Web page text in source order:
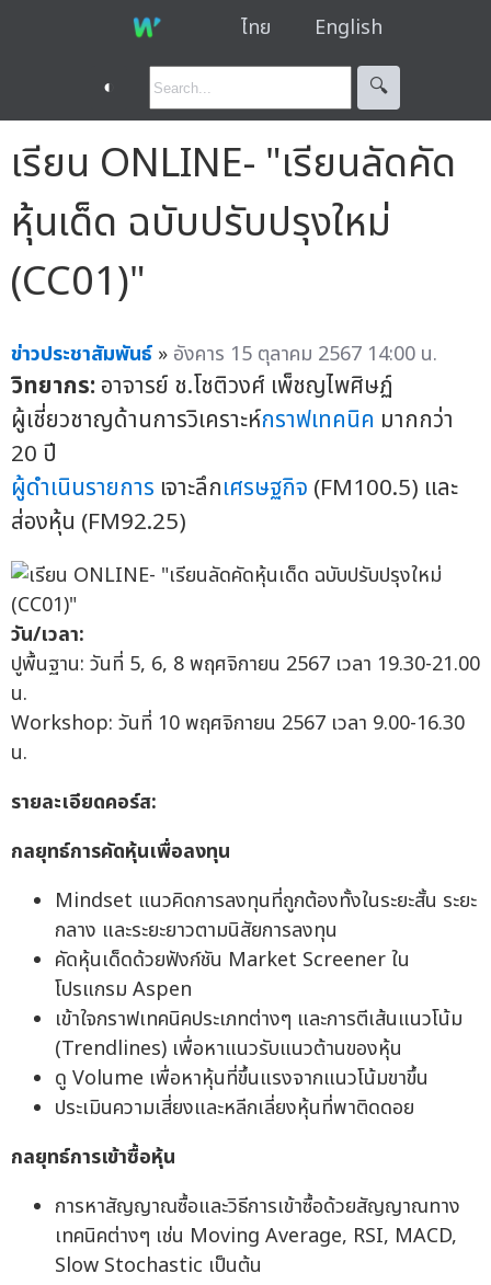
ไทย English
◐ 🔍︎
เรียน ONLINE- "เรียนลัดคัด
หุ้นเด็ด ฉบับปรับปรุงใหม่
(CC01)"
ข่าวประชาสัมพันธ์ » อังคาร 15 ตุลาคม 2567 14:00 น.
วิทยากร: อาจารย์ ช.โชติวงศ์ เพ็ชญไพศิษฏ์
ผู้เชี่ยวชาญด้านการวิเคราะห์กราฟเทคนิค มากกว่า
20 ปี
ผู้ดำเนินรายการ เจาะลึกเศรษฐกิจ (FM100.5) และ
ส่องหุ้น (FM92.25)
วัน/เวลา:
ปูพื้นฐาน: วันที่ 5, 6, 8 พฤศจิกายน 2567 เวลา 19.30-21.00
น.
Workshop: วันที่ 10 พฤศจิกายน 2567 เวลา 9.00-16.30
น.
รายละเอียดคอร์ส:
กลยุทธ์การคัดหุ้นเพื่อลงทุน
Mindset แนวคิดการลงทุนที่ถูกต้องทั้งในระยะสั้น ระยะ
กลาง และระยะยาวตามนิสัยการลงทุน
คัดหุ้นเด็ดด้วยฟังก์ชัน Market Screener ใน
โปรแกรม Aspen
เข้าใจกราฟเทคนิคประเภทต่างๆ และการตีเส้นแนวโน้ม
(Trendlines) เพื่อหาแนวรับแนวต้านของหุ้น
ดู Volume เพื่อหาหุ้นที่ขึ้นแรงจากแนวโน้มขาขึ้น
ประเมินความเสี่ยงและหลีกเลี่ยงหุ้นที่พาติดดอย
กลยุทธ์การเข้าซื้อหุ้น
การหาสัญญาณซื้อและวิธีการเข้าซื้อด้วยสัญญาณทาง
เทคนิคต่างๆ เช่น Moving Average, RSI, MACD,
Slow Stochastic เป็นต้น